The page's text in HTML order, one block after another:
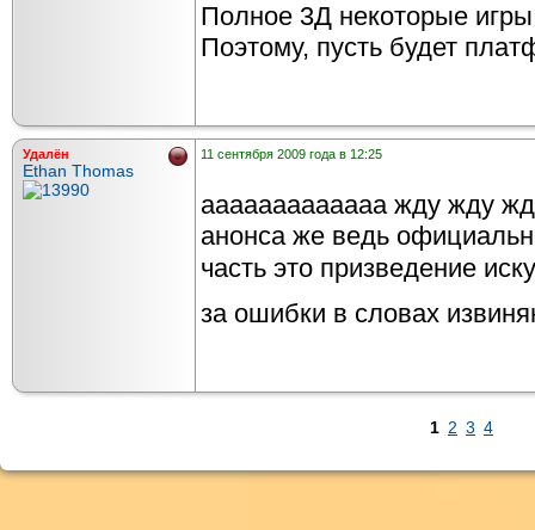
Полное 3Д некоторые
Поэтому, пусть будет
Удалён
Ethan Thomas
11 сентября 2009 года в 12:25
ааааааааааааа жду жду
анонса же ведь
часть это призведение
за ошибки в словах
1 2 3 4